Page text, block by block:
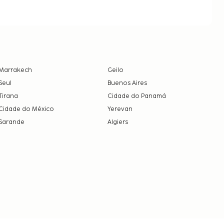
Geilo
Buenos Aires
Cidade do Panamá
do México
Yerevan
Algiers